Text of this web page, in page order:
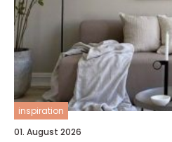
inspiration
01. August 2026